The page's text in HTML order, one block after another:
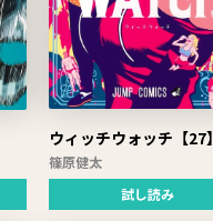
ウィッチウォッチ【27】
篠原健太
試し読み